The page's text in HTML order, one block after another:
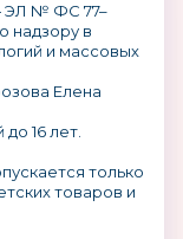
ЭЛ № ФС 77–
надзору в
и массовых
Елена
16 лет.
только
товаров и